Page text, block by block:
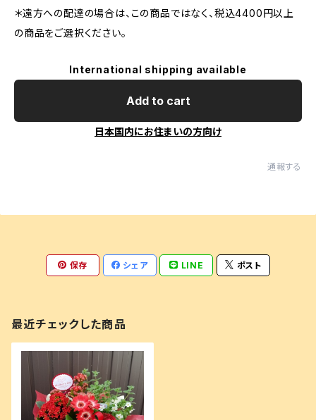
＊遠方への配達の場合は、この商品ではなく、税込4400円以上
の商品をご選択ください。
International shipping available
Add to cart
日本国内にお住まいの方向け
通報する
保存 シェア LINE ポスト
最近チェックした商品